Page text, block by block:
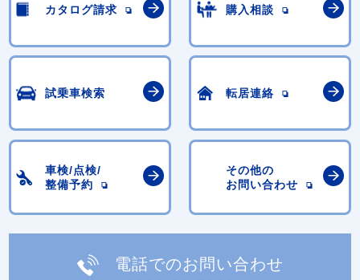
カタログ請求 購入相談
試乗車検索 転居連絡
車検/点検/
整備予約
その他の
お問い合わせ
電話でのお問い合わせ